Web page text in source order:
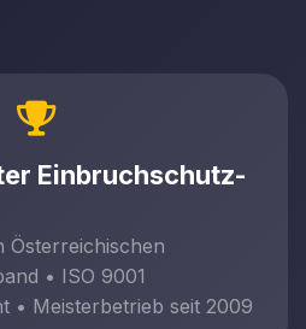
Einbruchschutz-
Österreichischen
• ISO 9001
• Meisterbetrieb seit 2009